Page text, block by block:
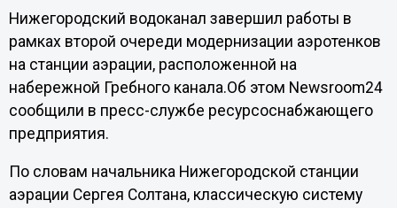
Нижегородский водоканал завершил работы в
рамках второй очереди модернизации аэротенков
на станции аэрации, расположенной на
набережной Гребного канала.Об этом Newsroom24
сообщили в пресс-службе ресурсоснабжающего
предприятия.
По словам начальника Нижегородской станции
аэрации Сергея Солтана, классическую систему